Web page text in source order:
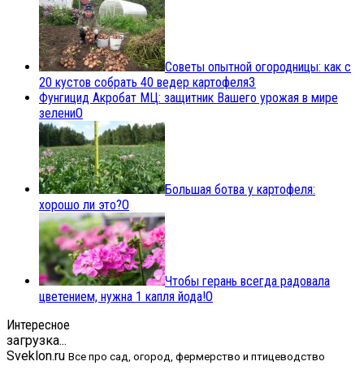
Советы опытной огородницы: как с
20 кустов собрать 40 ведер картофеля3
Фунгицид Акробат МЦ: защитник Вашего урожая в мире
зелени0
Большая ботва у картофеля:
хорошо ли это?0
Чтобы герань всегда радовала
цветением, нужна 1 капля йода!0
Интересное
загрузка...
Sveklon.ru Все про сад, огород, фермерство и птицеводство